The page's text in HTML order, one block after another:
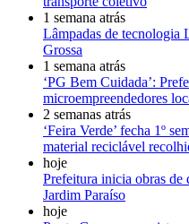
1 semana atrás
Lâmpadas de tecnologia
Grossa
1 semana atrás
‘PG Bem Cuidada’:
microempreendedores
2 semanas atrás
‘Feira Verde’ fecha 1º
material reciclável
hoje
Prefeitura inicia obras de
Jardim Paraíso
hoje